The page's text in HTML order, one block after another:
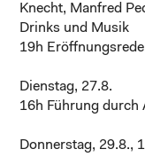
Knecht, Manfred
Drinks und Musik
19h
Dienstag, 27.8.
16h Führung durch
Donnerstag, 29.8.,